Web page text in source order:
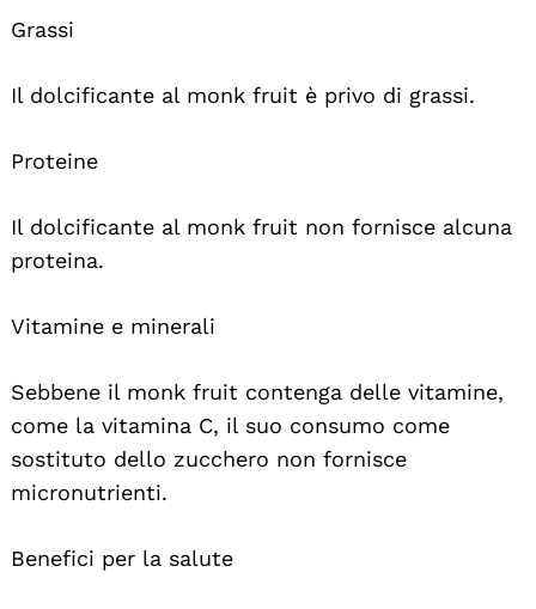
Grassi
Il dolcificante al monk fruit è privo di grassi.
Proteine
Il dolcificante al monk fruit non fornisce alcuna
proteina.
Vitamine e minerali
Sebbene il monk fruit contenga delle vitamine,
come la vitamina C, il suo consumo come
sostituto dello zucchero non fornisce
micronutrienti.
Benefici per la salute